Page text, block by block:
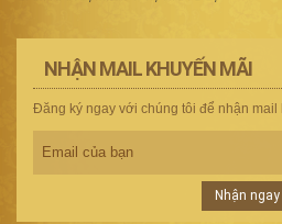
NHẬN MAIL KHUYẾN MÃI
Đăng ký ngay với chúng tôi để nhận mail
Nhận ngay